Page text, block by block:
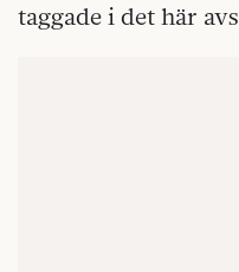
taggade i det här